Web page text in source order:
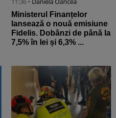
Ministerul Finanțelor
lansează o nouă emisiune
Fidelis. Dobânzi de până la
7,5% în lei și 6,3% ...